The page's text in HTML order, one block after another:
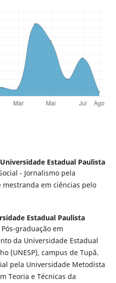
Universidade Estadual Paulista
- Jornalismo pela
mestranda em ciências pelo
Estadual Paulista
graduação em
da Universidade Estadual
(UNESP), campus de Tupã.
pela Universidade Metodista
Teoria e Técnicas da